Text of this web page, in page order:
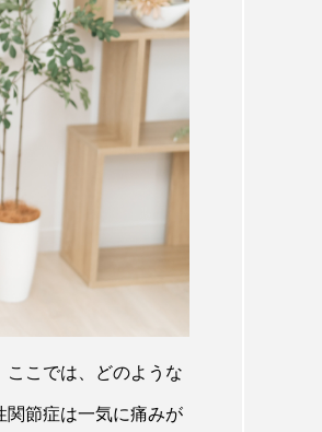
ここでは、どのような
関節症は一気に痛みが